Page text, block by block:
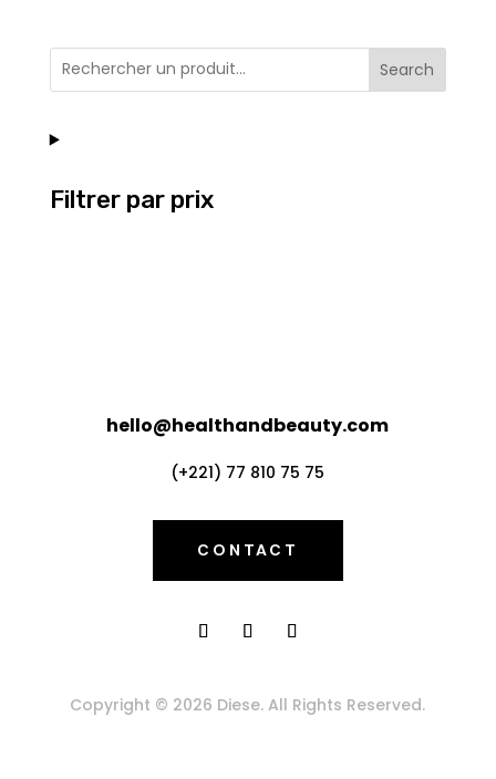
Search
Filtrer par prix
hello@healthandbeauty.com
(+221) 77 810 75 75
CONTACT
Copyright © 2026 Diese. All Rights Reserved.